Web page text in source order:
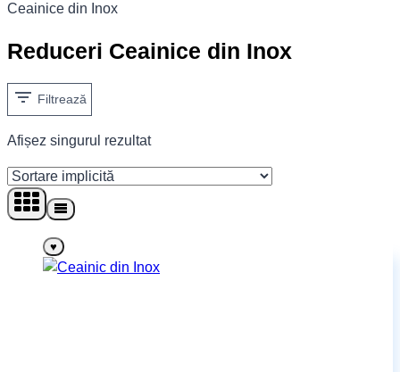
Ceainice din Inox
Reduceri Ceainice din Inox
Filtrează
Afișez singurul rezultat
♥